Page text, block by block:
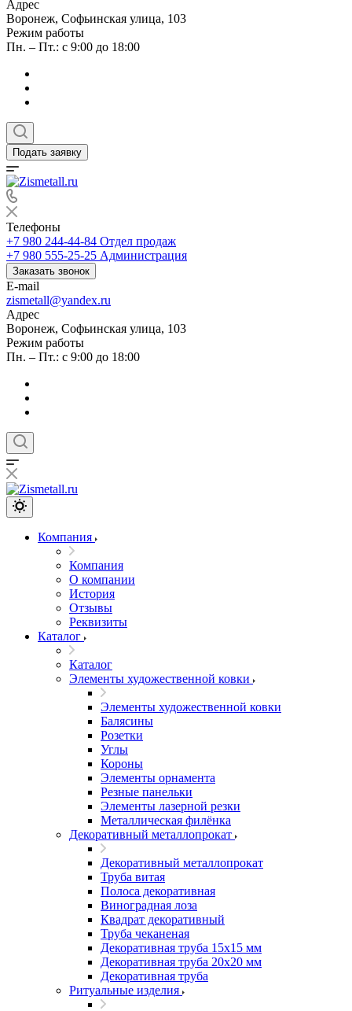
Адрес
Воронеж, Софьинская улица, 103
Режим работы
Пн. – Пт.: с 9:00 до 18:00
Подать заявку
Телефоны
+7 980 244-44-84 Отдел продаж
+7 980 555-25-25 Администрация
Заказать звонок
E-mail
zismetall@yandex.ru
Адрес
Воронеж, Софьинская улица, 103
Режим работы
Пн. – Пт.: с 9:00 до 18:00
Компания
Компания
О компании
История
Отзывы
Реквизиты
Каталог
Каталог
Элементы художественной ковки
Элементы художественной ковки
Балясины
Розетки
Углы
Короны
Элементы орнамента
Резные панельки
Элементы лазерной резки
Металлическая филёнка
Декоративный металлопрокат
Декоративный металлопрокат
Труба витая
Полоса декоративная
Виноградная лоза
Квадрат декоративный
Труба чеканеная
Декоративная труба 15х15 мм
Декоративная труба 20х20 мм
Декоративная труба
Ритуальные изделия